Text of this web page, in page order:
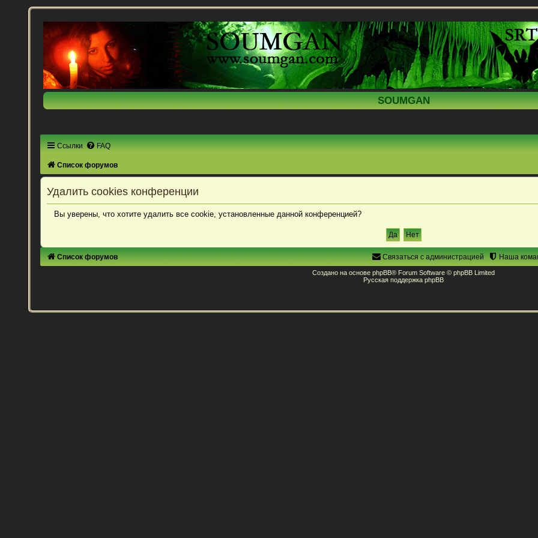
SOUMGAN
Ссылки FAQ
Список форумов
Удалить cookies конференции
Вы уверены, что хотите удалить все cookie, установленные данной конференцией?
Список форумов Наша
Связаться с администрацией
Создано на основе phpBB® Forum Software © phpBB Limited
Русская поддержка phpBB